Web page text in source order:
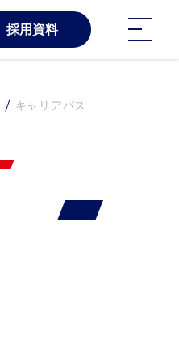
採用資料
キャリアパス